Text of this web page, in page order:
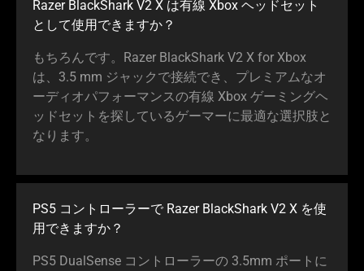
Razer BlackShark V2 X は有線 Xbox ヘッドセット
として使用できま すか ？
もちろんです。Razer BlackShark V2 X for Xbox
は、3.5 mm ジャックで接続でき、プレミアムなオ
ーディオパフォーマンスの有線 Xbox ゲーミングヘ
ッドセットを探しているゲーマーに最適な選択肢と
なり ます。
PS5 コントローラーで Razer BlackShark V2 X を使
用できま すか ？
PS5 DualSense コントローラーの 3.5mm ポートに